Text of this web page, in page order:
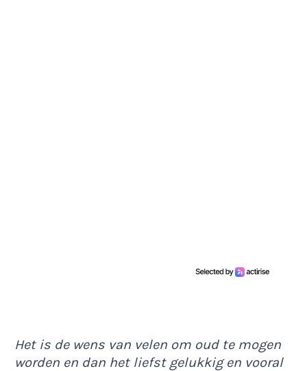
Het is de wens van velen om oud te mogen
worden en dan het liefst gelukkig en vooral